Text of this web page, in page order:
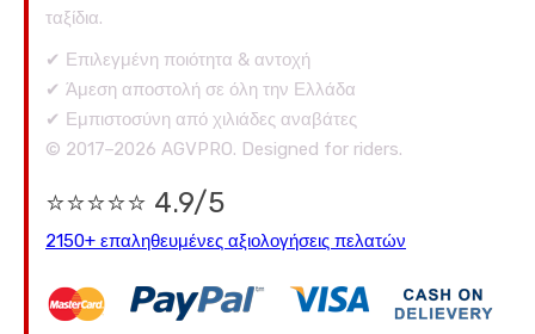
ταξίδια.
✔ Επιλεγμένη ποιότητα & αντοχή
✔ Άμεση αποστολή σε όλη την Ελλάδα
✔ Εμπιστοσύνη από χιλιάδες αναβάτες
© 2017–2026 AGVPRO. Designed for riders.
⭐⭐⭐⭐⭐ 4.9/5
2150+ επαληθευμένες αξιολογήσεις πελατών